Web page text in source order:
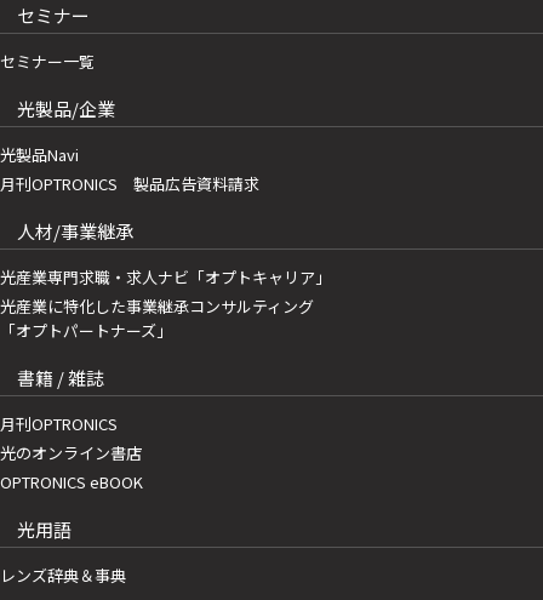
セミナー
セミナー一覧
光製品/企業
光製品Navi
月刊OPTRONICS 製品広告資料請求
人材/事業継承
光産業専門求職・求人ナビ「オプトキャリア」
光産業に特化した事業継承コンサルティング
「オプトパートナーズ」
書籍 / 雑誌
月刊OPTRONICS
光のオンライン書店
OPTRONICS eBOOK
光用語
レンズ辞典＆事典